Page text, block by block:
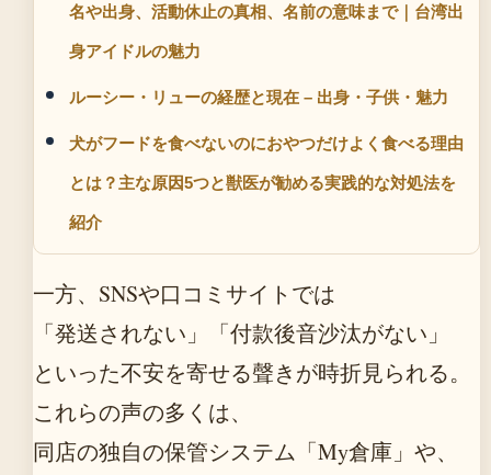
名や出身、活動休止の真相、名前の意味まで｜台湾出
身アイドルの魅力
ルーシー・リューの経歴と現在 – 出身・子供・魅力
犬がフードを食べないのにおやつだけよく食べる理由
とは？主な原因5つと獣医が勧める実践的な対処法を
紹介
一方、SNSや口コミサイトでは
「発送されない」「付款後音沙汰がない」
といった不安を寄せる聲きが時折見られる。
これらの声の多くは、
同店の独自の保管システム「My倉庫」や、